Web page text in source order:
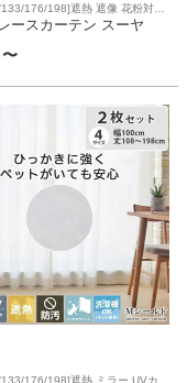
176/198]遮熱 遮像 花粉対策
洗濯可
ースカーテン スーヤ
〜
176/198]遮熱 ミラー UVカッ